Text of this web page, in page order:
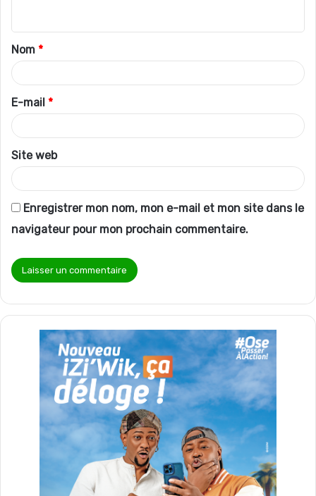
t
a
i
r
e
*
Nom *
E-mail *
Site web
Enregistrer mon nom, mon e-mail et mon site dans le
navigateur pour mon prochain commentaire.